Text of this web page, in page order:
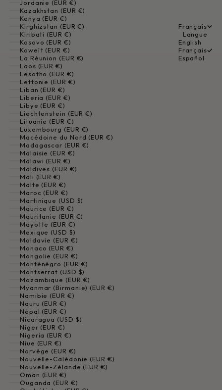
Jordanie (EUR €)
Kazakhstan (EUR €)
Kenya (EUR €)
Kirghizstan (EUR €)
Kiribati (EUR €)
Kosovo (EUR €)
Koweït (EUR €)
La Réunion (EUR €)
Laos (EUR €)
Lesotho (EUR €)
Lettonie (EUR €)
Liban (EUR €)
Liberia (EUR €)
Libye (EUR €)
Liechtenstein (EUR €)
Lituanie (EUR €)
Luxembourg (EUR €)
Macédoine du Nord (EUR €)
Madagascar (EUR €)
Malaisie (EUR €)
Malawi (EUR €)
Maldives (EUR €)
Mali (EUR €)
Malte (EUR €)
Maroc (EUR €)
Martinique (USD $)
Maurice (EUR €)
Mauritanie (EUR €)
Mayotte (EUR €)
Mexique (USD $)
Moldavie (EUR €)
Monaco (EUR €)
Mongolie (EUR €)
Monténégro (EUR €)
Montserrat (USD $)
Mozambique (EUR €)
Myanmar (Birmanie) (EUR €)
Namibie (EUR €)
Nauru (EUR €)
Népal (EUR €)
Nicaragua (USD $)
Niger (EUR €)
Nigeria (EUR €)
Niue (EUR €)
Norvège (EUR €)
Nouvelle-Calédonie (EUR €)
Nouvelle-Zélande (EUR €)
Oman (EUR €)
Ouganda (EUR €)
Français
Langue
English
Français
Español